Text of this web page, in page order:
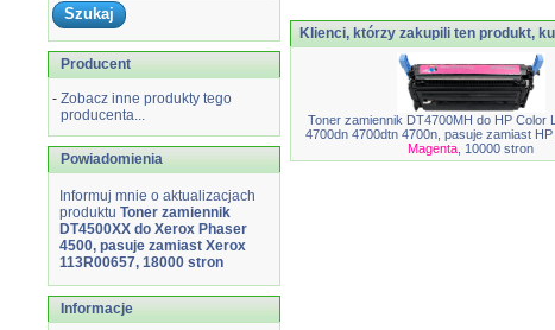
Producent
- Zobacz inne produkty tego
producenta...
Powiadomienia
Informuj mnie o aktualizacjach
produktu Toner zamiennik
DT4500XX do Xerox Phaser
4500, pasuje zamiast Xerox
113R00657, 18000 stron
Informacje
Klienci, którzy zakupili ten produkt,
Toner zamiennik DT4700MH do HP Color
4700dn 4700dtn 4700n, pasuje zamiast
Magenta , 10000 stron